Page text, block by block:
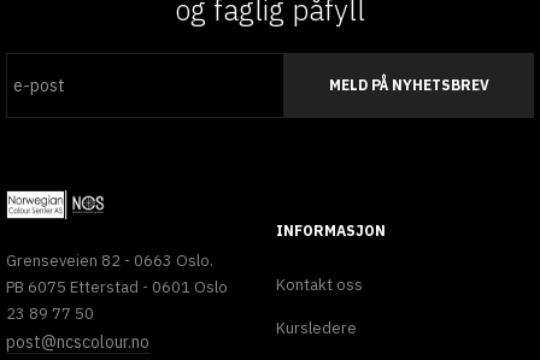
og faglig påfyll
MELD PÅ NYHETSBREV
Grenseveien 82 - 0663 Oslo.
PB 6075 Etterstad - 0601 Oslo
23 89 77 50
post@ncscolour.no
INFORMASJON
Kontakt oss
Kursledere